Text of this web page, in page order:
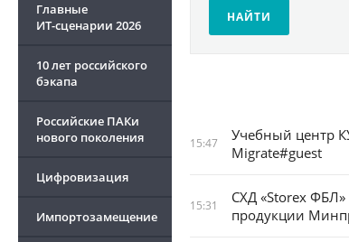
Главные
ИТ-сценарии 2026
10 лет российского
бэкапа
Российские ПАКи
нового поколения
Цифровизация
Импортозамещение
15:47
Учебный центр
Migrate#guest
15:31
СХД «Storex
продукции